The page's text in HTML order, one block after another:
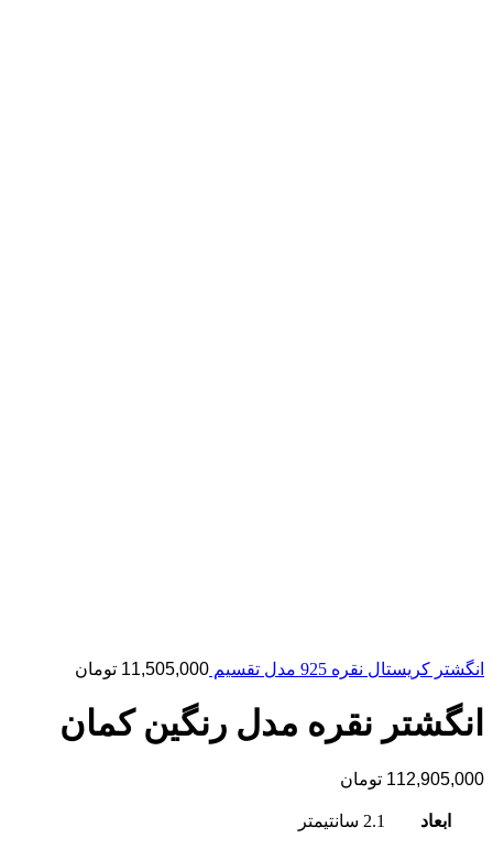
انگشتر کریستال نقره 925 مدل تقسیم 11,505,000 تومان
انگشتر نقره مدل رنگین کمان
112,905,000 تومان
ابعاد 2.1 سانتیمتر